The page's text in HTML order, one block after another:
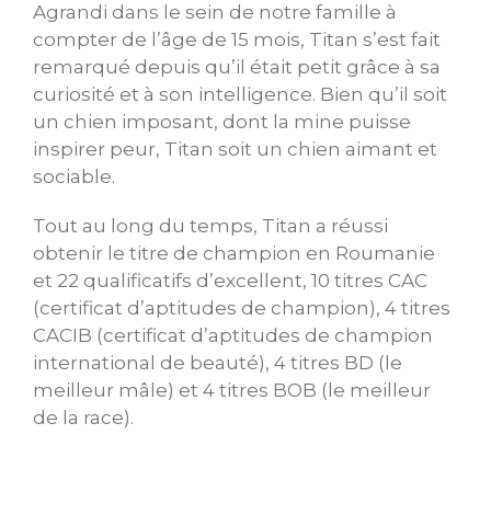
Agrandi dans le sein de notre famille à
compter de l’âge de 15 mois, Titan s’est fait
remarqué depuis qu’il était petit grâce à sa
curiosité et à son intelligence. Bien qu’il soit
un chien imposant, dont la mine puisse
inspirer peur, Titan soit un chien aimant et
sociable.
Tout au long du temps, Titan a réussi
obtenir le titre de champion en Roumanie
et 22 qualificatifs d’excellent, 10 titres CAC
(certificat d’aptitudes de champion), 4 titres
CACIB (certificat d’aptitudes de champion
international de beauté), 4 titres BD (le
meilleur mâle) et 4 titres BOB (le meilleur
de la race).